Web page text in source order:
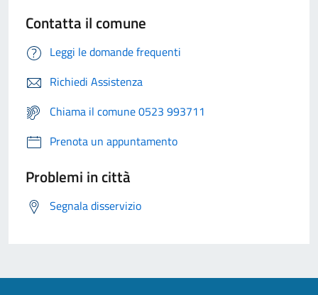
Contatta il comune
Leggi le domande frequenti
Richiedi Assistenza
Chiama il comune 0523 993711
Prenota un appuntamento
Problemi in città
Segnala disservizio